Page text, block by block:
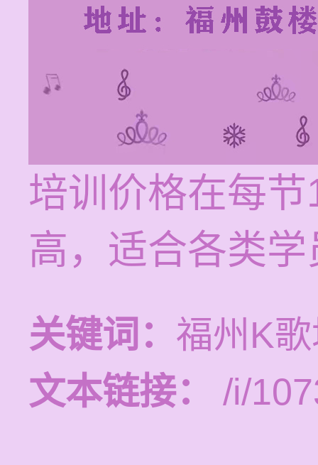
培训价格在每
高，适合各类学
关键词： 福州K
文本链接：
/i/